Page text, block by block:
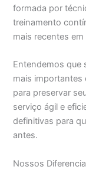
formada por
treinamento
mais recentes
Entendemos que
mais importantes
para preservar
serviço ágil e
definitivas para
antes.
Nossos